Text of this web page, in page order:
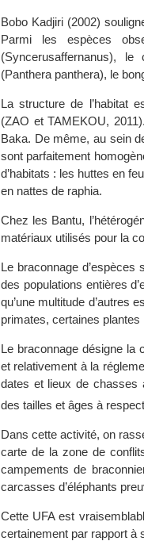
Bobo Kadjiri (2002)
Parmi les espèces
(Syncerusaffernanus),
(Panthera panthera), le
La structure de l’habitat
(ZAO et TAMEKOU,
Baka. De même, au sein
sont parfaitement
d’habitats : les huttes en
en nattes de raphia.
Chez les Bantu,
matériaux utilisés pour la
Le braconnage
des populations entières
qu’une multitude d’autres
primates, certaines
Le braconnage désigne la
et relativement à la
dates et lieux de chasses
des tailles et âges à
Dans cette activité, on
carte de la zone de
campements de
carcasses d’éléphants
Cette UFA est
certainement par rapport à